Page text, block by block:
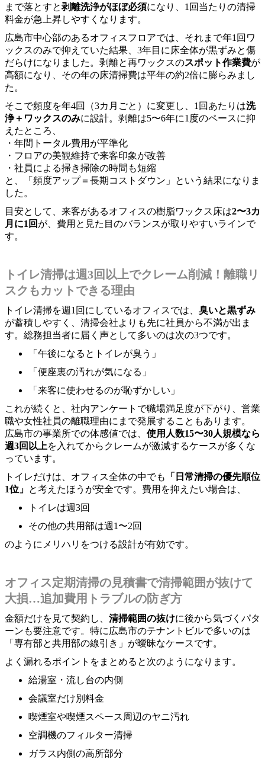
まで落とすと剥離洗浄がほぼ必須になり、1回当たりの清掃
料金が急上昇しやすくなります。
広島市中心部のあるオフィスフロアでは、それまで年1回ワ
ックスのみで抑えていた結果、3年目に床全体が黒ずみと傷
だらけになりました。剥離と再ワックスのスポット作業費が
高額になり、その年の床清掃費は平年の約2倍に膨らみまし
た。
そこで頻度を年4回（3カ月ごと）に変更し、1回あたりは洗
浄＋ワックスのみに設計。剥離は5〜6年に1度のペースに抑
えたところ、
・年間トータル費用が平準化
・フロアの美観維持で来客印象が改善
・社員による掃き掃除の時間も短縮
と、「頻度アップ＝長期コストダウン」という結果になりま
した。
目安として、来客があるオフィスの樹脂ワックス床は2〜3カ
月に1回 が、費用と見た目のバランスが取りやすいラインで
す。
トイレ清掃は週3回以上でクレーム削減！離職リ
スクもカットできる理由
トイレ清掃を週1回にしているオフィスでは、 臭いと黒ずみ
が蓄積しやすく、清掃会社よりも先に社員から不満が出ま
す。総務担当者に届く声として多いのは次の3つです。
「午後になるとトイレが臭う」
「便座裏の汚れが気になる」
「来客に使わせるのが恥ずかしい」
これが続くと、社内アンケートで職場満足度が下がり、営業
職や女性社員の離職理由にまで発展することもあります。
広島市の事業所での体感値では、 使用人数15〜30人規模なら
週3回以上を入れてからクレームが激減するケースが多くな
っています。
トイレだけは、オフィス全体の中でも
「日常清掃の優先順位
1位」 と考えたほうが安全です。費用を抑えたい場合は、
トイレは週3回
その他の共用部は週1〜2回
のようにメリハリをつける設計が有効です。
オフィス定期清掃の見積書で清掃範囲が抜けて
大損…追加費用トラブルの防ぎ方
金額だけを見て契約し、 清掃範囲の抜けに後から気づくパタ
ーンも要注意です。特に広島市のテナントビルで多いのは
「専有部と共用部の線引き」が曖昧なケースです。
よく漏れるポイントをまとめると次のようになります。
給湯室・流し台の内側
会議室だけ別料金
喫煙室や喫煙スペース周辺のヤニ汚れ
空調機のフィルター清掃
ガラス内側の高所部分